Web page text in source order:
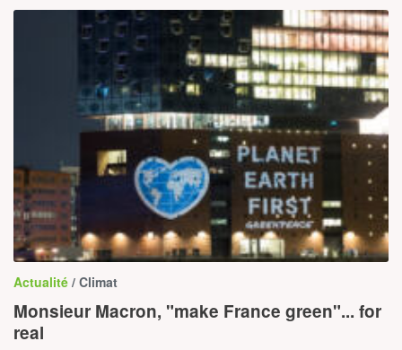
Actualité / Climat
Monsieur Macron, "make France green"... for
real